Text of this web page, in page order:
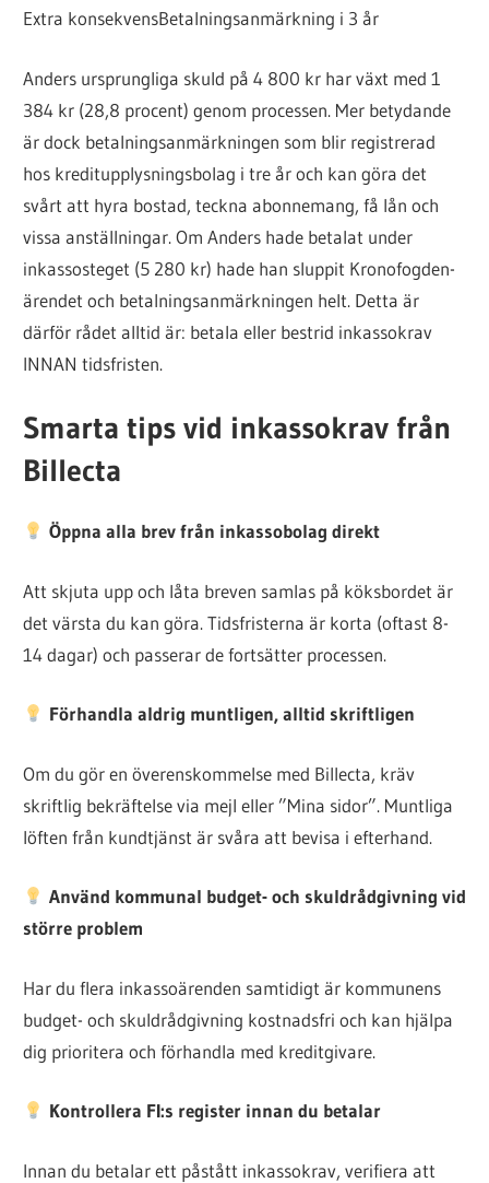
Extra konsekvensBetalningsanmärkning i 3 år
Anders ursprungliga skuld på 4 800 kr har växt med 1
384 kr (28,8 procent) genom processen. Mer betydande
är dock betalningsanmärkningen som blir registrerad
hos kreditupplysningsbolag i tre år och kan göra det
svårt att hyra bostad, teckna abonnemang, få lån och
vissa anställningar. Om Anders hade betalat under
inkassosteget (5 280 kr) hade han sluppit Kronofogden-
ärendet och betalningsanmärkningen helt. Detta är
därför rådet alltid är: betala eller bestrid inkassokrav
INNAN tidsfristen.
Smarta tips vid inkassokrav från
Billecta
Öppna alla brev från inkassobolag direkt
Att skjuta upp och låta breven samlas på köksbordet är
det värsta du kan göra. Tidsfristerna är korta (oftast 8-
14 dagar) och passerar de fortsätter processen.
Förhandla aldrig muntligen, alltid skriftligen
Om du gör en överenskommelse med Billecta, kräv
skriftlig bekräftelse via mejl eller ”Mina sidor”. Muntliga
löften från kundtjänst är svåra att bevisa i efterhand.
Använd kommunal budget- och skuldrådgivning vid
större problem
Har du flera inkassoärenden samtidigt är kommunens
budget- och skuldrådgivning kostnadsfri och kan hjälpa
dig prioritera och förhandla med kreditgivare.
Kontrollera FI:s register innan du betalar
Innan du betalar ett påstått inkassokrav, verifiera att